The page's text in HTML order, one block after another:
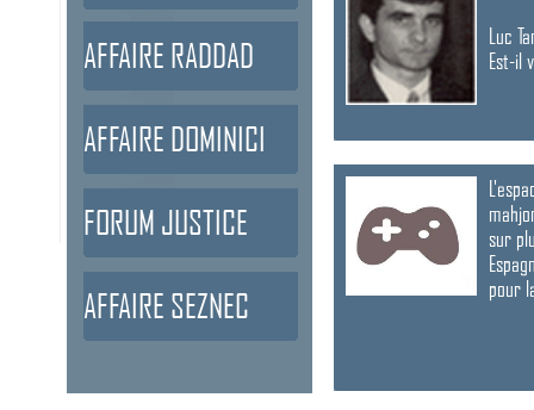
Luc
Est-il
AFFAIRE RADDAD
AFFAIRE DOMINICI
sur
pour
FORUM JUSTICE
AFFAIRE SEZNEC